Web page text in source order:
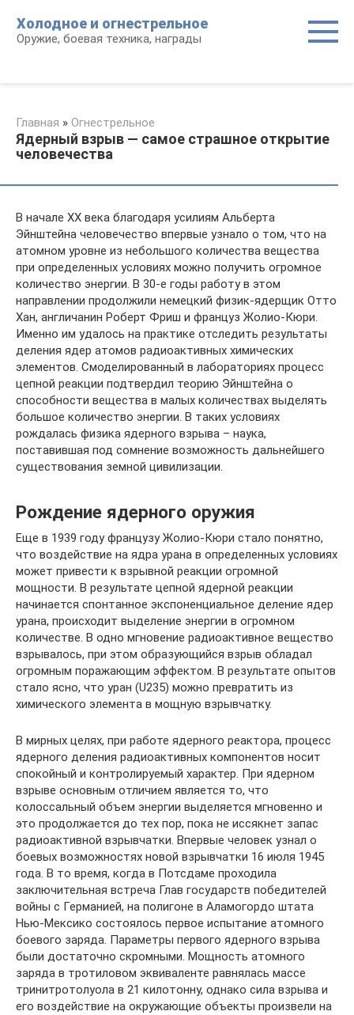
контенту
Холодное и огнестрельное
Оружие, боевая техника, награды
Главная » Огнестрельное
Ядерный взрыв — самое страшное открытие
человечества
В начале XX века благодаря усилиям Альберта
Эйнштейна человечество впервые узнало о том, что на
атомном уровне из небольшого количества вещества
при определенных условиях можно получить огромное
количество энергии. В 30-е годы работу в этом
направлении продолжили немецкий физик-ядерщик Отто
Хан, англичанин Роберт Фриш и француз Жолио-Кюри.
Именно им удалось на практике отследить результаты
деления ядер атомов радиоактивных химических
элементов. Смоделированный в лабораториях процесс
цепной реакции подтвердил теорию Эйнштейна о
способности вещества в малых количествах выделять
большое количество энергии. В таких условиях
рождалась физика ядерного взрыва – наука,
поставившая под сомнение возможность дальнейшего
существования земной цивилизации.
Рождение ядерного оружия
Еще в 1939 году французу Жолио-Кюри стало понятно,
что воздействие на ядра урана в определенных условиях
может привести к взрывной реакции огромной
мощности. В результате цепной ядерной реакции
начинается спонтанное экспоненциальное деление ядер
урана, происходит выделение энергии в огромном
количестве. В одно мгновение радиоактивное вещество
взрывалось, при этом образующийся взрыв обладал
огромным поражающим эффектом. В результате опытов
стало ясно, что уран (U235) можно превратить из
химического элемента в мощную взрывчатку.
В мирных целях, при работе ядерного реактора, процесс
ядерного деления радиоактивных компонентов носит
спокойный и контролируемый характер. При ядерном
взрыве основным отличием является то, что
колоссальный объем энергии выделяется мгновенно и
это продолжается до тех пор, пока не иссякнет запас
радиоактивной взрывчатки. Впервые человек узнал о
боевых возможностях новой взрывчатки 16 июля 1945
года. В то время, когда в Потсдаме проходила
заключительная встреча Глав государств победителей
войны с Германией, на полигоне в Аламогордо штата
Нью-Мексико состоялось первое испытание атомного
боевого заряда. Параметры первого ядерного взрыва
были достаточно скромными. Мощность атомного
заряда в тротиловом эквиваленте равнялась массе
тринитротолуола в 21 килотонну, однако сила взрыва и
его воздействие на окружающие объекты произвели на